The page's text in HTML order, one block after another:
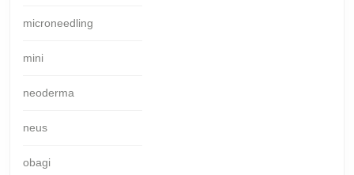
microneedling
mini
neoderma
neus
obagi